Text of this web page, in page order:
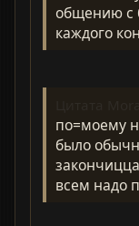
общению с
каждого
по=моему
было
всем надо